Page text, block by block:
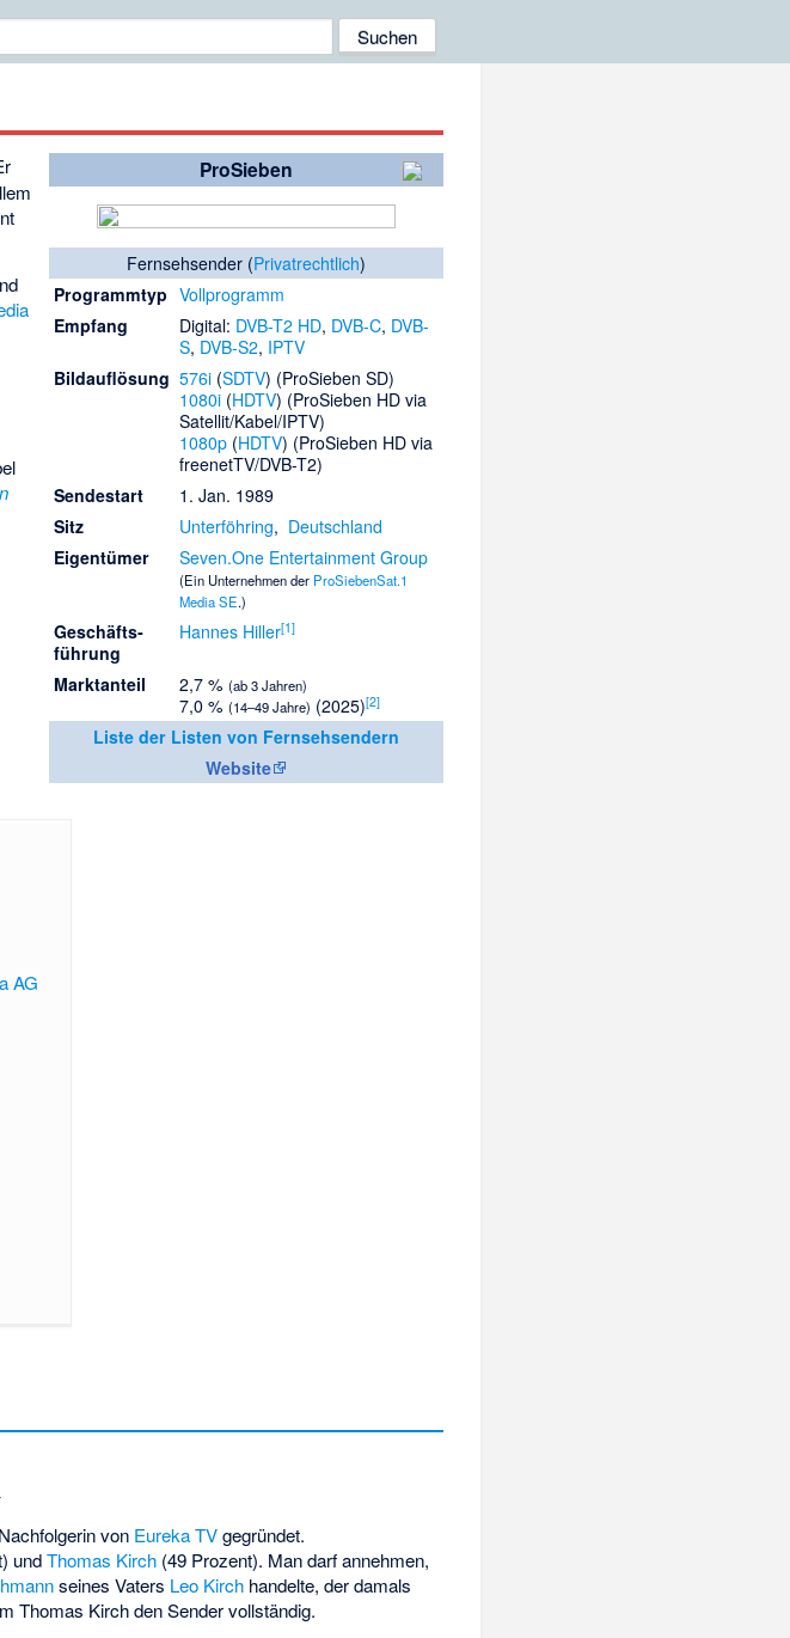
ProSieben
Fernsehsender (Privatrechtlich)
Programmtyp Vollprogramm
Empfang
Digital: DVB-T2 HD, DVB-C, DVB-
S, DVB-S2, IPTV
Bildauflösung 576i (SDTV) (ProSieben SD)
1080i (HDTV) (ProSieben HD via
Satellit/Kabel/IPTV)
1080p (HDTV) (ProSieben HD via
freenetTV/DVB-T2)
Sendestart
1. Jan. 1989
Sitz
Unterföhring, Deutschland
Eigentümer
Seven.One Entertainment Group
(Ein Unternehmen der ProSiebenSat.1
Media SE.)
Geschäfts­
führung
Hannes Hiller[1]
Marktanteil 2,7 %(ab 3 Jahren)
7,0 %(14–49 Jahre) (2025)[2]
Liste der Listen von Fernsehsendern
Website
AG
von Eureka TVgegründet.
undThomas Kirch (49 Prozent). Man darf annehmen,
seines Vaters Leo Kirch handelte, der damals
Thomas Kirch den Sender vollständig.